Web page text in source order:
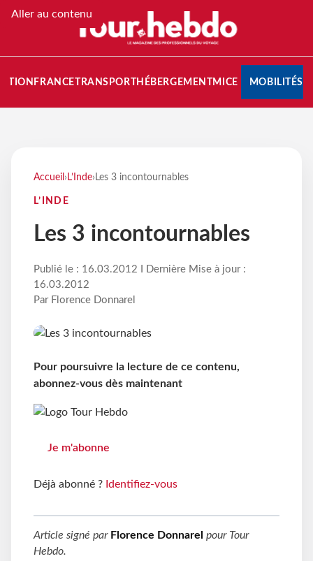
Aller au contenu
FRANCETRANSPORT HÉBERGEMENTMICE MOBILITÉS
Accueil › L’Inde› Les 3 incontournables
L’INDE
Les 3 incontournables
Publié le : 16.03.2012 I Dernière Mise à jour :
16.03.2012
Par Florence Donnarel
Pour poursuivre la lecture de ce contenu,
abonnez-vous dès maintenant
Je m'abonne
Déjà abonné ? Identifiez-vous
Article signé par Florence Donnarel pour Tour
Hebdo.